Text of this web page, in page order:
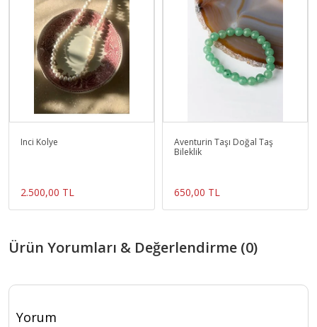
Inci Kolye
2.500,00 TL
Aventurin Taşı Doğal Taş
Bileklik
650,00 TL
Ürün Yorumları & Değerlendirme (0)
Yorum